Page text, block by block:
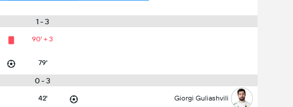
1 - 3
90' + 3
79'
0 - 3
42' Giorgi Guliashvili